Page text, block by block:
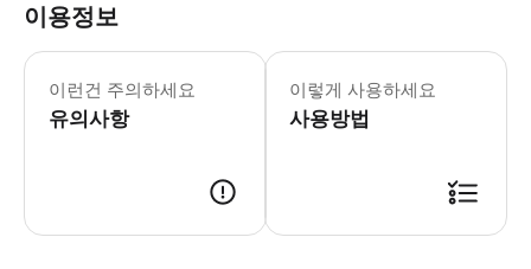
이용정보
이런건 주의하세요
유의사항
이렇게 사용하세요
사용방법